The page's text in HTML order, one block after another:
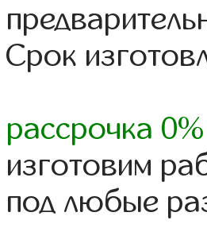
Срок
рассрочка
изготовим
под любые